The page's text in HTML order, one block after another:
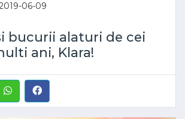
06-09
bucurii alaturi de cei
ani, Klara!